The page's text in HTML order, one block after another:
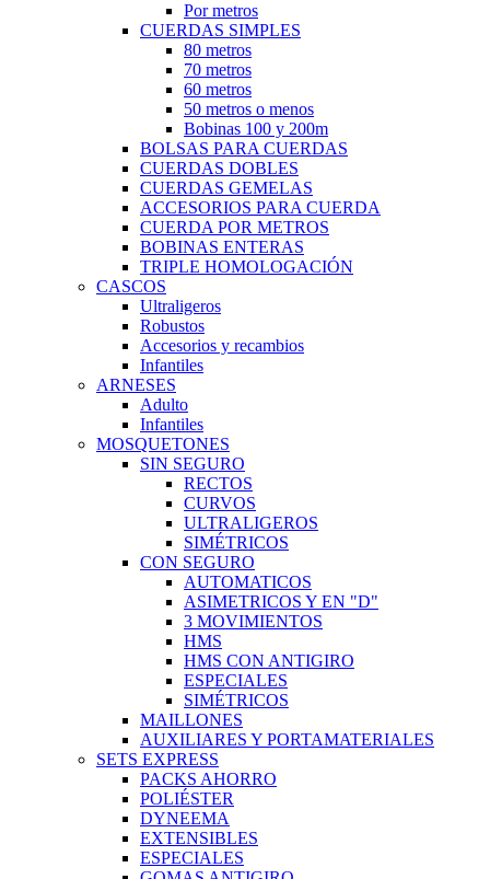
Por metros
CUERDAS SIMPLES
80 metros
70 metros
60 metros
50 metros o menos
Bobinas 100 y 200m
BOLSAS PARA CUERDAS
CUERDAS DOBLES
CUERDAS GEMELAS
ACCESORIOS PARA CUERDA
CUERDA POR METROS
BOBINAS ENTERAS
TRIPLE HOMOLOGACIÓN
CASCOS
Ultraligeros
Robustos
Accesorios y recambios
Infantiles
ARNESES
Adulto
Infantiles
MOSQUETONES
SIN SEGURO
RECTOS
CURVOS
ULTRALIGEROS
SIMÉTRICOS
CON SEGURO
AUTOMATICOS
ASIMETRICOS Y EN "D"
3 MOVIMIENTOS
HMS
HMS CON ANTIGIRO
ESPECIALES
SIMÉTRICOS
MAILLONES
AUXILIARES Y PORTAMATERIALES
SETS EXPRESS
PACKS AHORRO
POLIÉSTER
DYNEEMA
EXTENSIBLES
ESPECIALES